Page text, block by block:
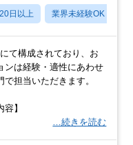
日以上 業界未経験OK
て構成されており、お
ンは経験・適性にあわせ
担当いただきます。
容】
…続きを読む